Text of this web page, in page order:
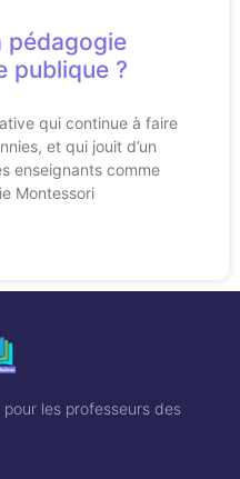
pédagogie
publique ?
qui continue à faire
et qui jouit d’un
enseignants comme
Montessori
les professeurs des